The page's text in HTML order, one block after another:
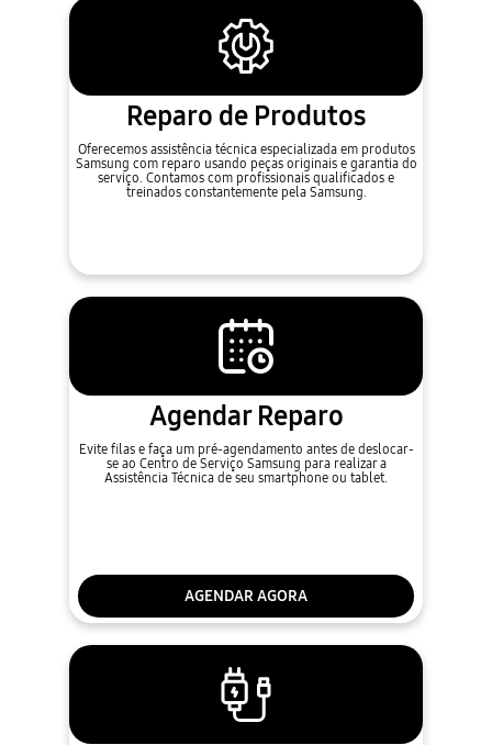
Reparo de Produtos
Oferecemos assistência técnica especializada em produtos
Samsung com reparo usando peças originais e garantia do
serviço. Contamos com profissionais qualificados e
treinados constantemente pela Samsung.
Agendar Reparo
Evite filas e faça um pré-agendamento antes de deslocar-
se ao Centro de Serviço Samsung para realizar a
Assistência Técnica de seu smartphone ou tablet.
AGENDAR AGORA